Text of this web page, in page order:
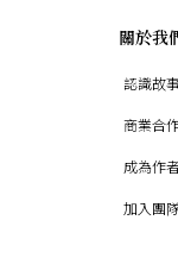
關於我
認識故事
商業合
成為作
加入團